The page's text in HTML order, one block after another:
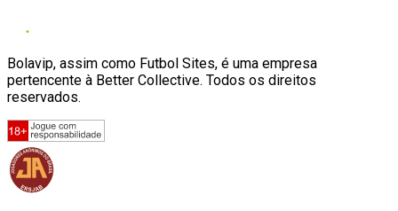
Bolavip, assim como Futbol Sites, é uma empresa
pertencente à Better Collective. Todos os direitos
reservados.